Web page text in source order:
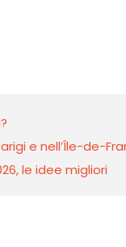
e nell’Île-de-
le idee migliori